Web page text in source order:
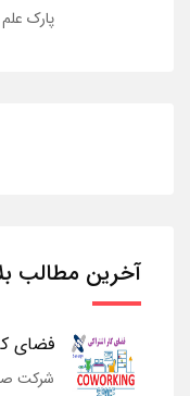
پارک
آخرین مطالب
فضای
شرکت